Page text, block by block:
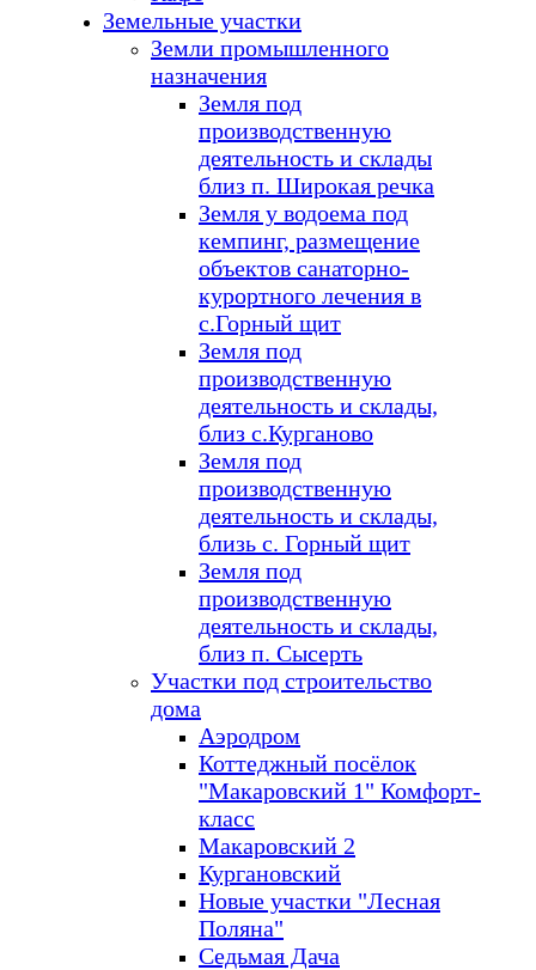
Земельные участки
Земли промышленного
назначения
Земля под
производственную
деятельность и склады
близ п. Широкая речка
Земля у водоема под
кемпинг, размещение
объектов санаторно-
курортного лечения в
с.Горный щит
Земля под
производственную
деятельность и склады,
близ с.Курганово
Земля под
производственную
деятельность и склады,
близь с. Горный щит
Земля под
производственную
деятельность и склады,
близ п. Сысерть
Участки под строительство
дома
Аэродром
Коттеджный посёлок
"Макаровский 1" Комфорт-
класс
Макаровский 2
Кургановский
Новые участки "Лесная
Поляна"
Седьмая Дача